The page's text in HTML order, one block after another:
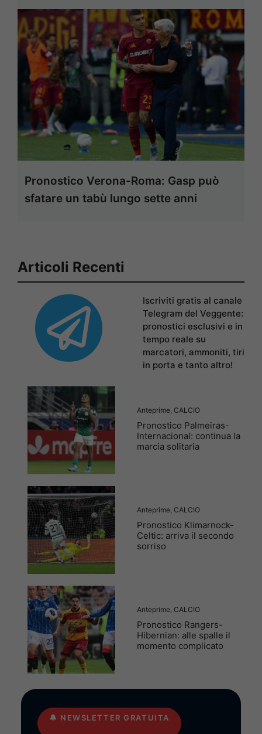
Pronostico Verona-Roma: Gasp può
sfatare un tabù lungo sette anni
Articoli Recenti
Iscriviti gratis al canale
Telegram del Veggente:
pronostici esclusivi e in
tempo reale su
marcatori, ammoniti, tiri
in porta e tanto altro!
Anteprime, CALCIO
Pronostico Palmeiras-
Internacional: continua la
marcia solitaria
Anteprime, CALCIO
Pronostico Klimarnock-
Celtic: arriva il secondo
sorriso
Anteprime, CALCIO
Pronostico Rangers-
Hibernian: alle spalle il
momento complicato
🔔 NEWSLETTER GRATUITA